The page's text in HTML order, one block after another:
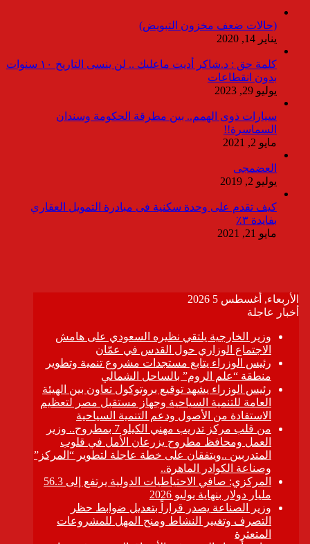
(حالات ضعف مخزون التبويض)
يناير 14, 2020
كلمة حق : د.شاكر أديت ماعليك .. لن ينسى التاريخ ١٠ سنوات
بدون انقطاعات
يوليو 29, 2023
سيارات ذوى الهمم.. بين مطرقة الحكومة وسندان
السماسرة!!
مايو 2, 2021
العضمجى
يوليو 2, 2019
كيف تقدم على وحدة سكنية فى مبادرة التمويل العقاري
بفايدة ٣٪
مايو 21, 2021